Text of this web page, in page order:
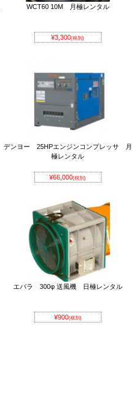
WCT60 10M 月極レンタル
¥3,300(税別)
デンヨー 25HPエンジンコンプレッサ 月
極レンタル
¥66,000(税別)
エバラ 300φ 送風機 日極レンタル
¥900(税別)